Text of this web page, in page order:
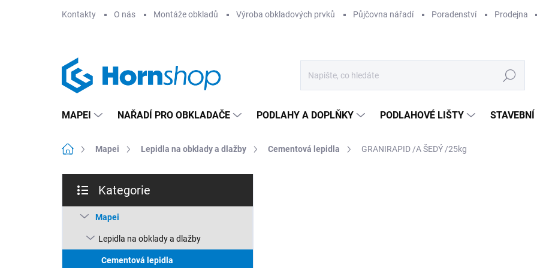
Kontakty O nás Montáže obkladů Výroba obkladových prvků Půjčovna nářadí Poradenství Prodejna
Hledat
MAPEI NAŘADÍ PRO OBKLADAČE PODLAHY A DOPLŇKY PODLAHOVÉ LIŠTY
Domů Mapei Lepidla na obklady a dlažby Cementová lepidla GRANIRAPID /A ŠEDÝ /25kg
s
a
kategorie
Kategorie
Mapei
Lepidla na obklady a dlažby
Cementová lepidla